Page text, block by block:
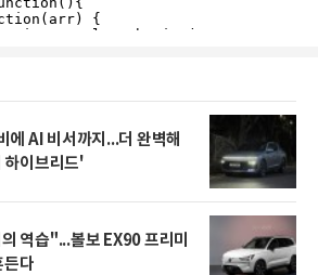
AI 비서까지...더 완벽해
하이브리드'
역습"...볼보 EX90 프리미
든다